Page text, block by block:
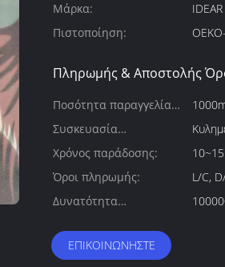
Μάρκα:
IDEAR
Πιστοποίηση:
Πληρωμής & Αποστολής
Ποσότητα παραγγελίας
min:
Συσκευασία
λεπτομέρειες:
Χρόνος παράδοσης:
Όροι πληρωμής:
L/C,
Δυνατότητα
ΕΠΙΚΟΙΝΩΝΉΣΤΕ